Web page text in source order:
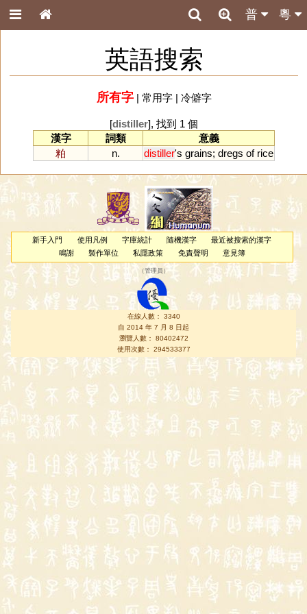
粵
普
英語搜索
所有字| 常用字| 冷僻字
[distiller], 找到 1 個
漢字
詞類
意義
粕
n. distiller's grains; dregs of rice
新手入門 使用凡例 字庫統計 隨機漢字
最近被搜索的漢字
鳴謝
製作單位 私隱政策 免責聲明 意見簿
（管理員 ）
在線人數： 3340
自 2014 年 7 月 8 日起
瀏覽人數： 80402472
使用次數： 294533377